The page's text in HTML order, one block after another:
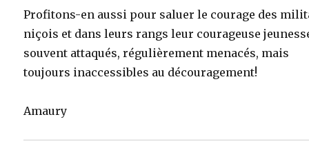
Profitons-en aussi pour saluer le courage des
niçois et dans leurs rangs leur courageuse
souvent attaqués, régulièrement menacés, mais
toujours inaccessibles au découragement!
Amaury